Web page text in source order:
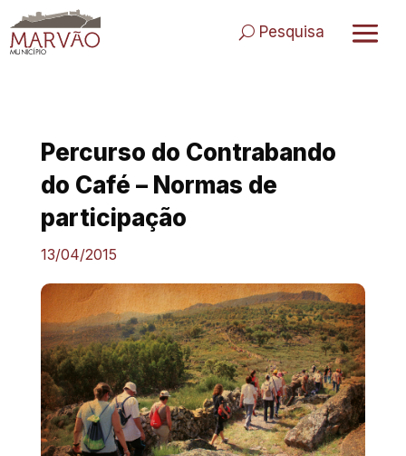
to
content
Pesquisa
Percurso do Contrabando
do Café – Normas de
participação
13/04/2015